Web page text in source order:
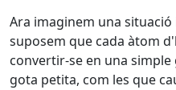
Ara imaginem una
suposem que cada àtom
convertir-se en una
gota petita, com les que